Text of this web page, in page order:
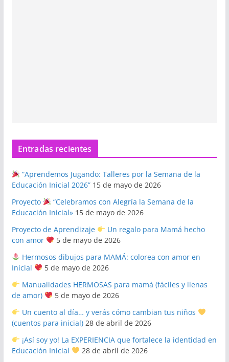
Entradas recientes
“Aprendemos Jugando: Talleres por la Semana de la
Educación Inicial 2026” 15 de mayo de 2026
Proyecto
“Celebramos con Alegría la Semana de la
Educación Inicial» 15 de mayo de 2026
Proyecto de Aprendizaje
Un regalo para Mamá hecho
con amor
5 de mayo de 2026
Hermosos dibujos para MAMÁ: colorea con amor en
Inicial
5 de mayo de 2026
Manualidades HERMOSAS para mamá (fáciles y llenas
de amor)
5 de mayo de 2026
Un cuento al día… y verás cómo cambian tus niños
(cuentos para inicial) 28 de abril de 2026
¡Así soy yo! La EXPERIENCIA que fortalece la identidad en
Educación Inicial
28 de abril de 2026